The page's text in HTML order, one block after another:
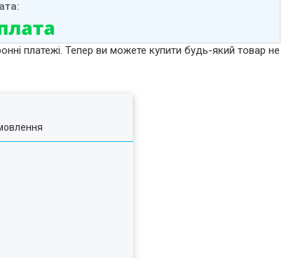
платежі. Тепер ви можете купити будь-який товар не